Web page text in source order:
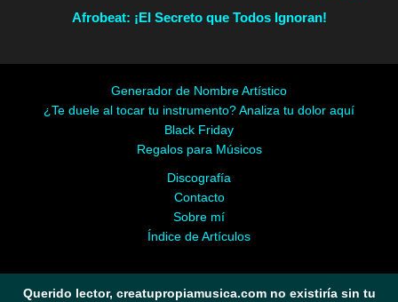
Afrobeat: ¡El Secreto que Todos Ignoran!
Generador de Nombre Artístico
¿Te duele al tocar tu instrumento? Analiza tu dolor aquí
Black Friday
Regalos para Músicos
Discografía
Contacto
Sobre mí
Índice de Artículos
Querido lector, creatupropiamusica.com no existiría sin tu